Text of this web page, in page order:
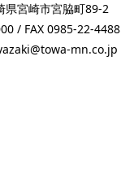
県宮崎市宮脇町89-2
/ FAX 0985-22-4488
mn.co.jp